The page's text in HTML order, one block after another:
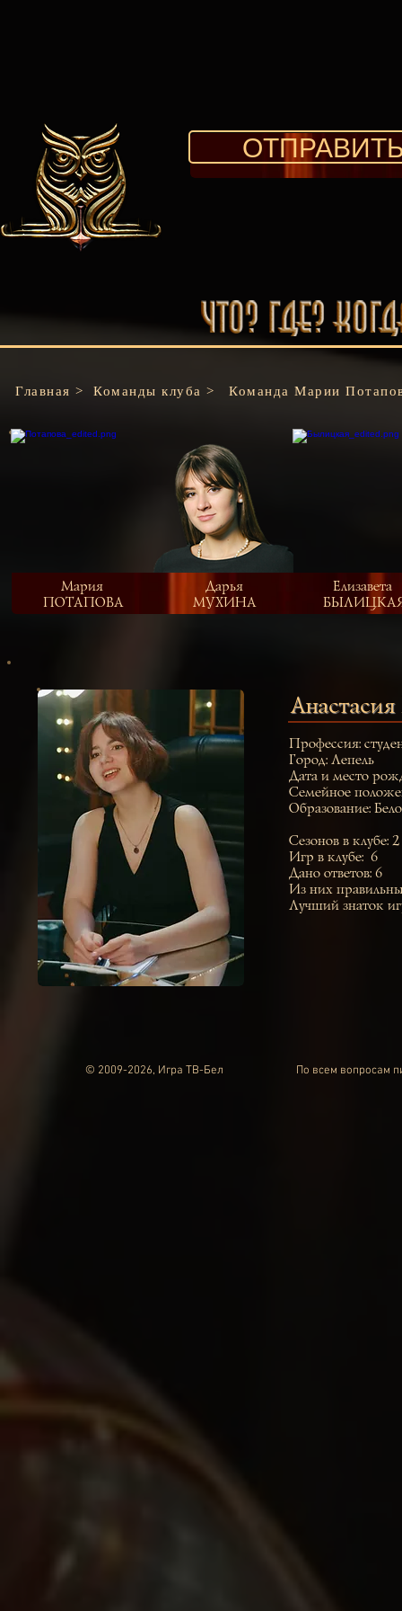
Главная > Команды клуба > Команда Марии
Мария
ПОТАПОВА
Дарья
МУХИНА
Елизавета
Профессия:
Город: Лепель
Дата и место
Семейное
Образование:
Сезонов в клубе: 2
Игр в клубе: 6
Дано ответов: 6
Из них
Лучший знаток
© 2009-2026, Игра ТВ-Бел По всем вопросам